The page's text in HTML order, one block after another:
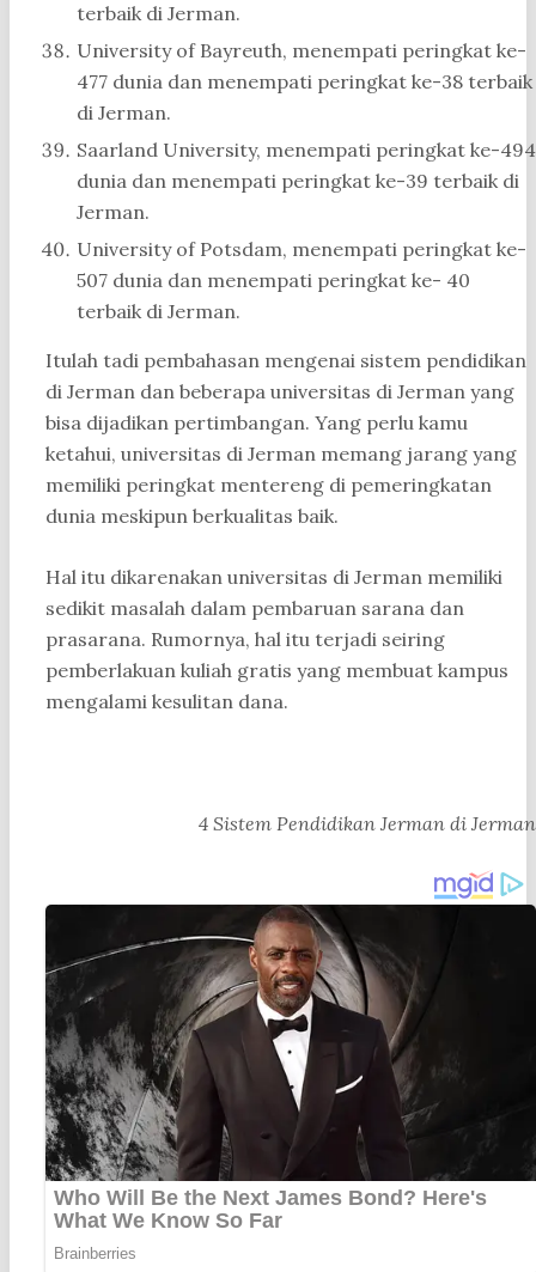
terbaik di Jerman.
University of Bayreuth, menempati peringkat ke-
477 dunia dan menempati peringkat ke-38 terbaik
di Jerman.
Saarland University, menempati peringkat ke-494
dunia dan menempati peringkat ke-39 terbaik di
Jerman.
University of Potsdam, menempati peringkat ke-
507 dunia dan menempati peringkat ke- 40
terbaik di Jerman.
Itulah tadi pembahasan mengenai sistem pendidikan
di Jerman dan beberapa universitas di Jerman yang
bisa dijadikan pertimbangan. Yang perlu kamu
ketahui, universitas di Jerman memang jarang yang
memiliki peringkat mentereng di pemeringkatan
dunia meskipun berkualitas baik.
Hal itu dikarenakan universitas di Jerman memiliki
sedikit masalah dalam pembaruan sarana dan
prasarana. Rumornya, hal itu terjadi seiring
pemberlakuan kuliah gratis yang membuat kampus
mengalami kesulitan dana.
4 Sistem Pendidikan Jerman di Jerman